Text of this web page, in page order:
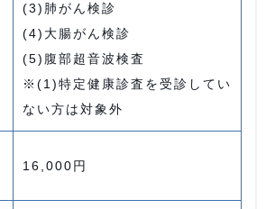
(3)肺がん検診
(4)大腸がん検診
(5)腹部超音波検査
※(1)特定健康診査を受診してい
ない方は対象外
16,000円